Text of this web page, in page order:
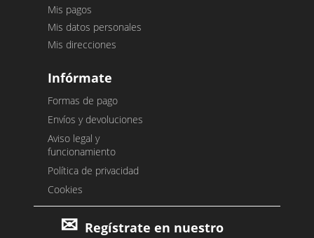
Mis pagos
Mis datos personales
Mis direcciones
Infórmate
Formas de pago
Envíos y devoluciones
Aviso legal y
funcionamiento
Política de privacidad
Cookies
Regístrate en nuestro